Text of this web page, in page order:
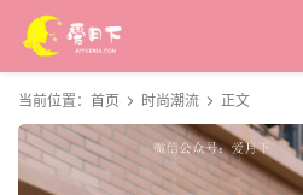
当前位置： 首页 时尚潮流 正文